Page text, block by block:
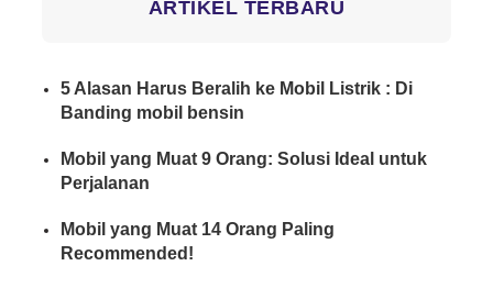
ARTIKEL TERBARU
5 Alasan Harus Beralih ke Mobil Listrik : Di
Banding mobil bensin
Mobil yang Muat 9 Orang: Solusi Ideal untuk
Perjalanan
Mobil yang Muat 14 Orang Paling
Recommended!